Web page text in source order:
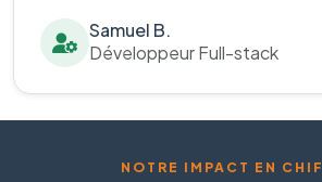
Samuel B.
Développeur Full-stack
NOTRE IMPACT EN